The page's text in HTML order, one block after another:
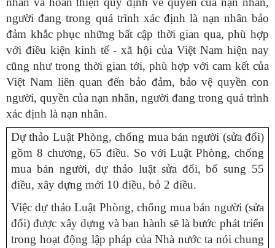
người đang trong quá trình xác định là nạn nhân bảo
đảm khắc phục những bất cập thời gian qua, phù hợp
với điều kiện kinh tế - xã hội của Việt Nam hiện nay
cũng như trong thời gian tới, phù hợp với cam kết của
Việt Nam liên quan đến bảo đảm, bảo vệ quyền con
người, quyền của nạn nhân, người đang trong quá trình
xác định là nạn nhân.
Dự thảo Luật Phòng, chống mua bán người (sửa đổi)
gồm 8 chương, 65 điều. So với Luật Phòng, chống
mua bán người, dự thảo luật sửa đổi, bổ sung 55
điều, xây dựng mới 10 điều, bỏ 2 điều.
Việc dự thảo Luật Phòng, chống mua bán người (sửa
đổi) được xây dựng và ban hành sẽ là bước phát triển
trong hoạt động lập pháp của Nhà nước ta nói chung